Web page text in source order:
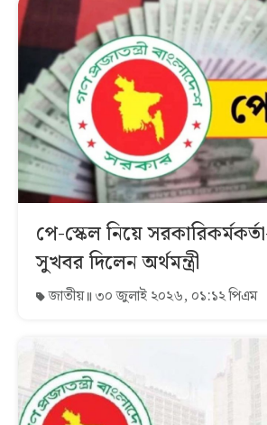
পে-স্কেল নিয়ে
সুখবর দিলেন অর্থমন্ত্রী
জাতীয় ৩০ জুলাই ২০২৬, ০১:১২ পিএম